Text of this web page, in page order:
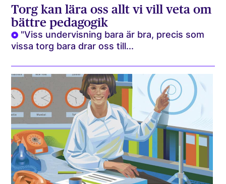
Torg kan lära oss allt vi vill veta om
bättre pedagogik
"Viss undervisning bara är bra, precis som
vissa torg bara drar oss till...